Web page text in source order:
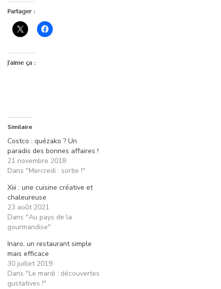
Partager :
J’aime ça :
Similaire
Costco : quézako ? Un
paradis des bonnes affaires !
21 novembre 2018
Dans "Mercredi : sortie !"
Xiii : une cuisine créative et
chaleureuse
23 août 2021
Dans "Au pays de la
gourmandise"
Inaro, un restaurant simple
mais efficace
30 juillet 2019
Dans "Le mardi : découvertes
gustatives !"